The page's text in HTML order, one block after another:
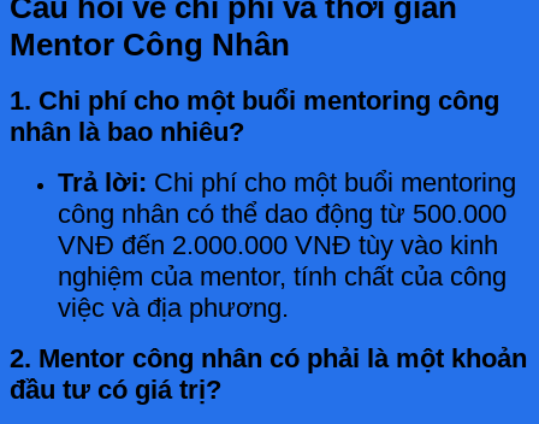
Mentor Công Nhân
1. Chi phí cho một buổi mentoring công
nhân là bao nhiêu?
Trả lời: Chi phí cho một buổi mentoring
công nhân có thể dao động từ 500.000
VNĐ đến 2.000.000 VNĐ tùy vào kinh
nghiệm của mentor, tính chất của công
việc và địa phương.
2. Mentor công nhân có phải là một khoản
đầu tư có giá trị?